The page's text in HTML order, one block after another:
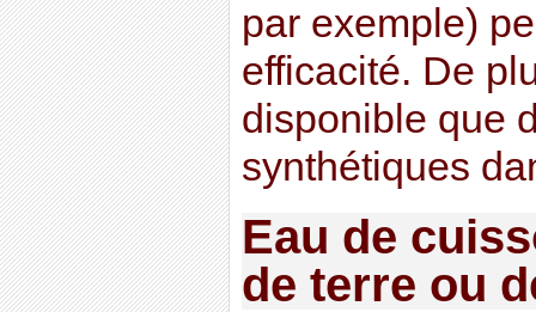
par exemple)
efficacité. De
disponible que
synthétiques
Eau de
de terre ou